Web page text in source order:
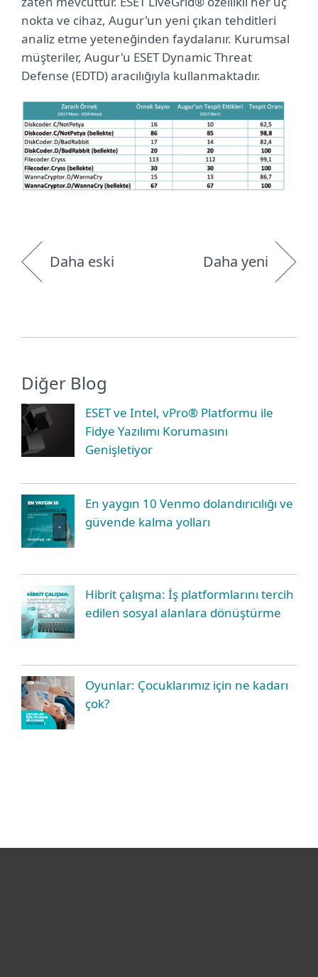
nokta ve cihaz, Augur'un yeni çıkan tehditleri
analiz etme yeteneğinden faydalanır. Kurumsal
müşteriler, Augur'u ESET Dynamic Threat
Defense (EDTD) aracılığıyla kullanmaktadır.
Daha eski Daha yeni
Diğer Blog
ESET ve Intel, vPro® Platformu ile
Fidye Yazılımı Korumasını
Genişletiyor
En yaygın 10 Venmo dolandırıcılığı ve
güvende kalma yolları
Hibrit çalışma: İş platformlarını tercih
edilen sosyal alanlara dönüştürme
Oyunlar: Çocuklarımız için ne kadarı
çok?